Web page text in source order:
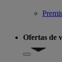
Ofertas de
Show